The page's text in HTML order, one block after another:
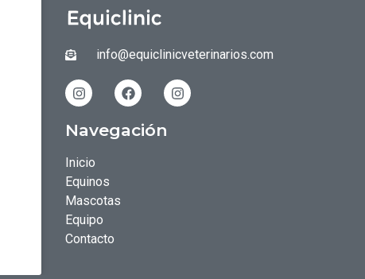
info@equiclinicveterinarios.com
Navegación
Inicio
Equinos
Mascotas
Equipo
Contacto